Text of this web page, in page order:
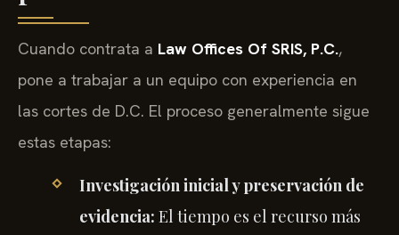
Cuando contrata a Law Offices Of SRIS, P.C.,
pone a trabajar a un equipo con experiencia en
las cortes de D.C. El proceso generalmente sigue
estas etapas:
Investigación inicial y preservación de
evidencia: El tiempo es el recurso más